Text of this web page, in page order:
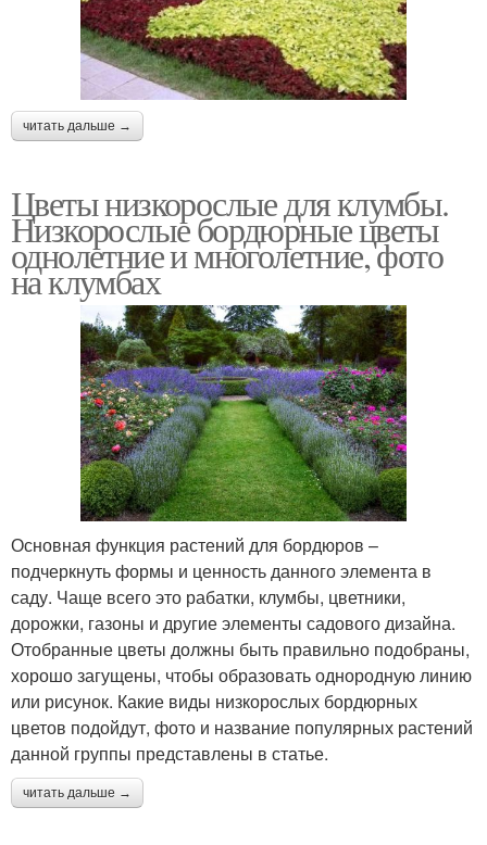
читать дальше →
Цветы низкорослые для клумбы.
Низкорослые бордюрные цветы
однолетние и многолетние, фото
на клумбах
Основная функция растений для бордюров –
подчеркнуть формы и ценность данного элемента в
саду. Чаще всего это рабатки, клумбы, цветники,
дорожки, газоны и другие элементы садового дизайна.
Отобранные цветы должны быть правильно подобраны,
хорошо загущены, чтобы образовать однородную линию
или рисунок. Какие виды низкорослых бордюрных
цветов подойдут, фото и название популярных растений
данной группы представлены в статье.
читать дальше →